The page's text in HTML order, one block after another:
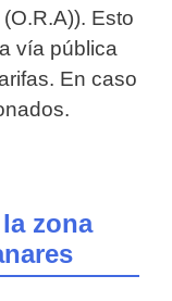
Esto
vía pública
En caso
zona